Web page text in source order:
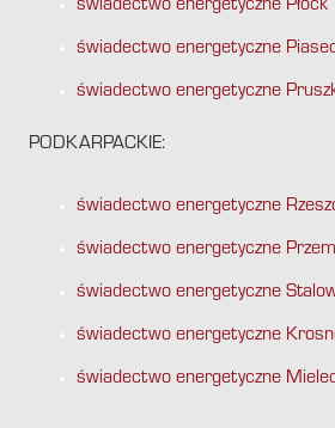
świadectwo energetyczne Płock
świadectwo energetyczne
świadectwo energetyczne
PODKARPACKIE:
świadectwo energetyczne
świadectwo energetyczne
świadectwo energetyczne
świadectwo energetyczne
świadectwo energetyczne